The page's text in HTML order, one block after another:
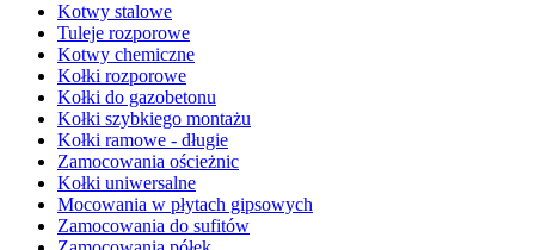
Kotwy stalowe
Tuleje rozporowe
Kotwy chemiczne
Kołki rozporowe
Kołki do gazobetonu
Kołki szybkiego montażu
Kołki ramowe - długie
Zamocowania ościeżnic
Kołki uniwersalne
Mocowania w płytach gipsowych
Zamocowania do sufitów